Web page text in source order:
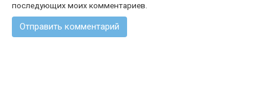
последующих моих комментариев.